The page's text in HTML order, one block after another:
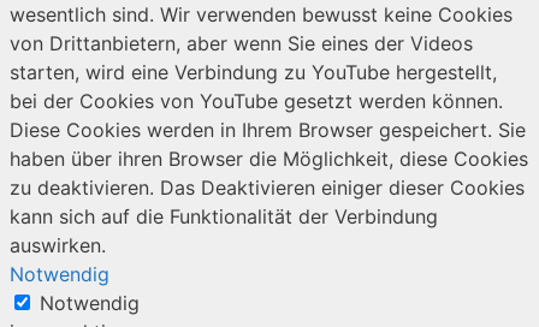
wesentlich sind. Wir verwenden bewusst keine Cookies
von Drittanbietern, aber wenn Sie eines der Videos
starten, wird eine Verbindung zu YouTube hergestellt,
bei der Cookies von YouTube gesetzt werden können.
Diese Cookies werden in Ihrem Browser gespeichert. Sie
haben über ihren Browser die Möglichkeit, diese Cookies
zu deaktivieren. Das Deaktivieren einiger dieser Cookies
kann sich auf die Funktionalität der Verbindung
auswirken.
Notwendig
Notwendig